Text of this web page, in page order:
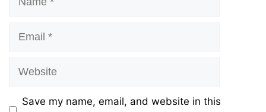
Email
Website
Save my name, email, and website in this